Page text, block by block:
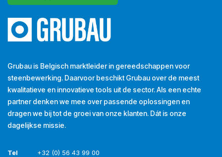
Grubau is Belgisch marktleider in gereedschappen voor
steenbewerking. Daarvoor beschikt Grubau over de meest
kwalitatieve en innovatieve tools uit de sector. Als een echte
partner denken we mee over passende oplossingen en
dragen we bij tot de groei van onze klanten. Dát is onze
dagelijkse missie.
Tel
+32 (0) 56 43 99 00